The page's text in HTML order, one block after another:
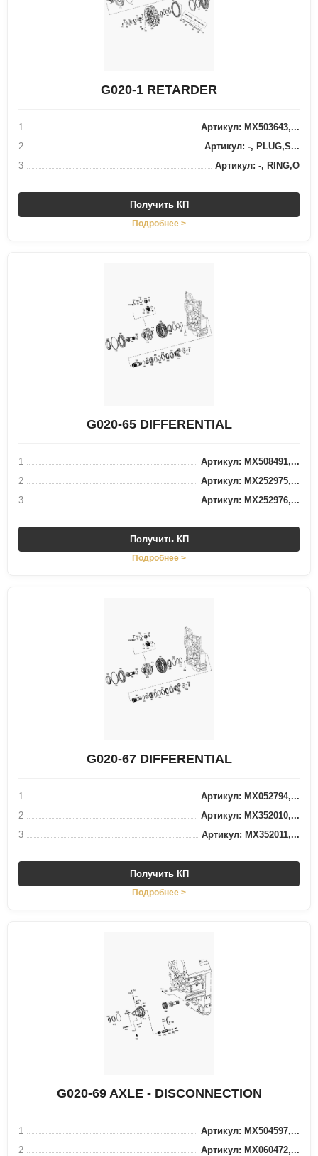
G020-1 RETARDER
1
Артикул: MX503643,...
2
Артикул: -, PLUG,S...
3
Артикул: -, RING,O
Получить КП
Подробнее >
G020-65 DIFFERENTIAL
1
Артикул: MX508491,...
2
Артикул: MX252975,...
3
Артикул: MX252976,...
Получить КП
Подробнее >
G020-67 DIFFERENTIAL
1
Артикул: MX052794,...
2
Артикул: MX352010,...
3
Артикул: MX352011,...
Получить КП
Подробнее >
G020-69 AXLE - DISCONNECTION
1
Артикул: MX504597,...
2
Артикул: MX060472,...